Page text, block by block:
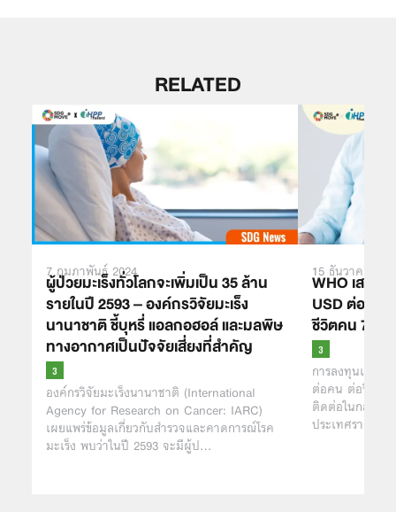
RELATED
7 กุมภาพันธ์ 2024
ผู้ป่วยมะเร็งทั่วโลกจะเพิ่มเป็น 35 ล้าน
รายในปี 2593 – องค์กรวิจัยมะเร็ง
นานาชาติ ชี้บุหรี่ แอลกอฮอล์ และมลพิษ
ทางอากาศเป็นปัจจัยเสี่ยงที่สำคัญ
องค์กรวิจัยมะเร็งนานาชาติ (International
Agency for Research on Cancer: IARC)
เผยแพร่ข้อมูลเกี่ยวกับสำรวจและคาดการณ์โรค
มะเร็ง พบว่าในปี 2593 จะมีผู้ป…
15 ธันวาคม
WHO เสนอ
USD ต่อคน
ชีวิตคน 7 ล้า
การลงทุนเเพิ่ม
ต่อคน ต่อปี เพื่อ
ติดต่อในกลุ่มปร
ประเทศรายได้